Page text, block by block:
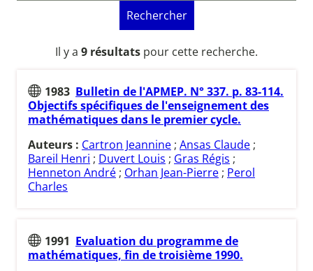
Rechercher
Il y a 9 résultats pour cette recherche.
1983 Bulletin de l'APMEP. N° 337. p. 83-114.
Objectifs spécifiques de l'enseignement des
mathématiques dans le premier cycle.
Auteurs : Cartron Jeannine ; Ansas Claude ;
Bareil Henri ; Duvert Louis ; Gras Régis ;
Henneton André ; Orhan Jean-Pierre ; Perol
Charles
1991 Evaluation du programme de
mathématiques, fin de troisième 1990.